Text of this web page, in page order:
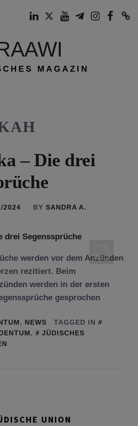
MAGAZIN
– Die drei
2024 BY SANDRA A.
werden vor dem Anzünden
rezitiert. Beim
werden in der ersten
gesprochen
, NEWS
TAGGED IN
,
JÜDISCHES
UNION
Generationen,